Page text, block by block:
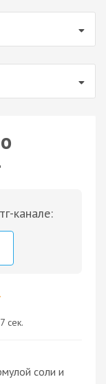
канале:
сек.
соли и